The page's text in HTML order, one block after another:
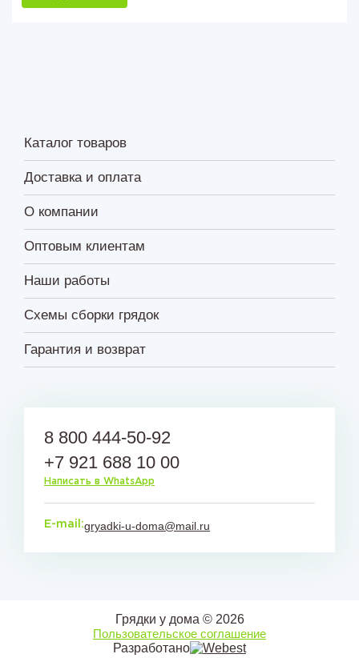
Каталог товаров
Доставка и оплата
О компании
Оптовым клиентам
Наши работы
Схемы сборки грядок
Гарантия и возврат
8 800 444-50-92
+7 921 688 10 00
Написать в WhatsApp
E-mail:gryadki-u-doma@mail.ru
Грядки у дома © 2026
Пользовательское соглашение
Разработано